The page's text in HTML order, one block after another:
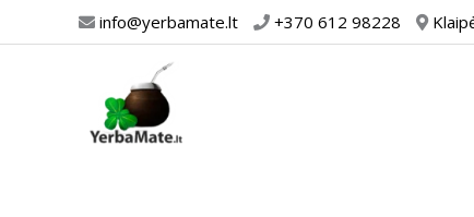
prie
info@yerbamate.lt +370 612 98228